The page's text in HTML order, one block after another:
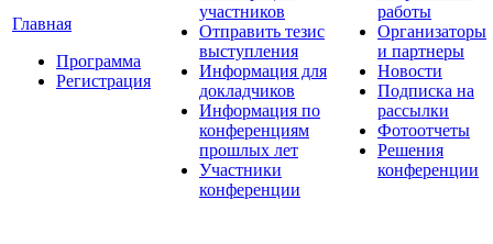
Главная
Программа
Регистрация
участников
Отправить тезис
выступления
Информация для
докладчиков
Информация по
конференциям
прошлых лет
Участники
конференции
работы
Организаторы
и партнеры
Новости
Подписка на
рассылки
Фотоотчеты
Решения
конференции